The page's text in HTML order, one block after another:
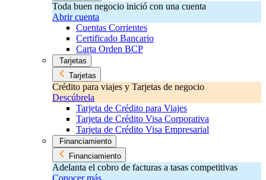
Toda buen negocio inició con una cuenta
Abrir cuenta
Cuentas Corrientes
Certificado Bancario
Carta Orden BCP
Tarjetas
Tarjetas
Crédito para viajes y Tarjetas de negocio
Descúbrela
Tarjeta de Crédito para Viajes
Tarjeta de Crédito Visa Corporativa
Tarjeta de Crédito Visa Empresarial
Financiamiento
Financiamiento
Adelanta el cobro de facturas a tasas competitivas
Conocer más